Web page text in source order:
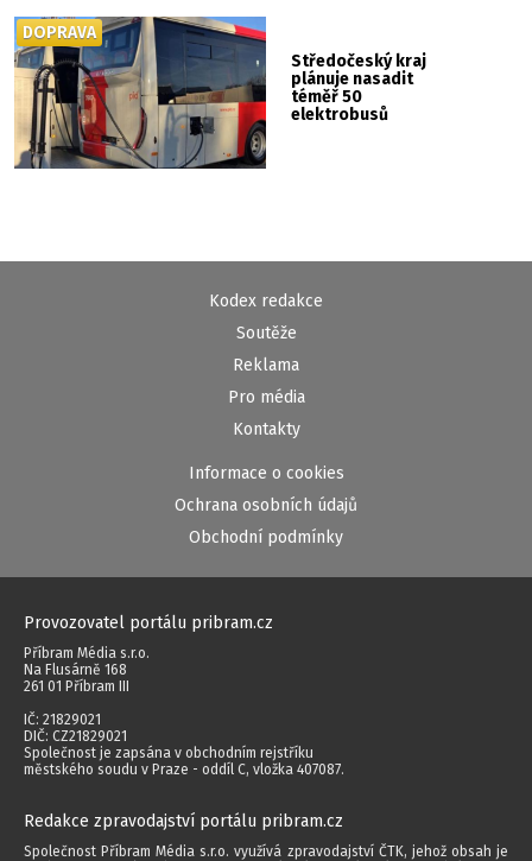
Středočeský kraj
plánuje nasadit
téměř 50
elektrobusů
DOPRAVA
Kodex redakce
Soutěže
Reklama
Pro média
Kontakty
Informace o cookies
Ochrana osobních údajů
Obchodní podmínky
Provozovatel portálu pribram.cz
Příbram Média s.r.o.
Na Flusárně 168
261 01 Příbram III
IČ: 21829021
DIČ: CZ21829021
Společnost je zapsána v obchodním rejstříku
městského soudu v Praze - oddíl C, vložka 407087.
Redakce zpravodajství portálu pribram.cz
Společnost Příbram Média s.r.o. využívá zpravodajství ČTK, jehož obsah je